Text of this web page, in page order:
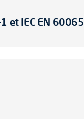
et IEC EN 60065